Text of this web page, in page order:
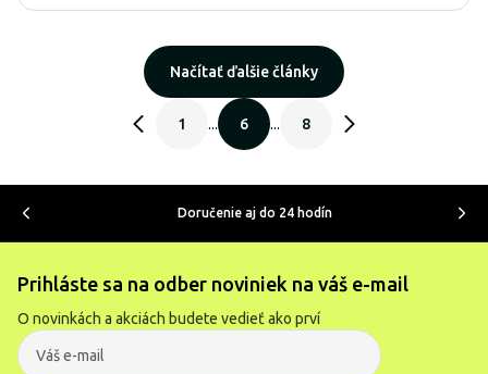
1 ... 6 ... 8
Načítať ďalšie články
Doručenie aj do 24 hodín
Prihláste sa na odber noviniek na váš e-mail
O novinkách a akciách budete vedieť ako prví